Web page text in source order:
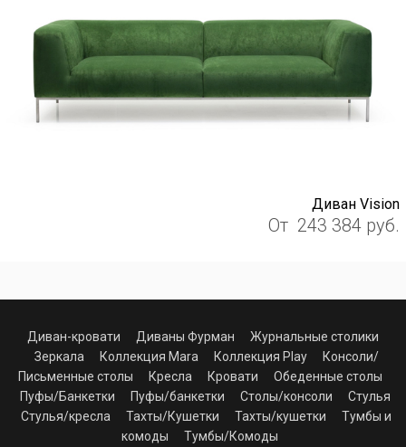
Диван Vision
От 243 384 руб.
Диван-кровати Диваны Фурман
Журнальные столики
Зеркала
Коллекция Mara Коллекция Play
Консоли/
Письменные столы
Кресла Кровати
Обеденные столы
Пуфы/Банкетки
Пуфы/банкетки Столы/консоли
Стулья
Стулья/кресла
Тахты/Кушетки Тахты/кушетки
Тумбы и
комоды
Тумбы/Комоды